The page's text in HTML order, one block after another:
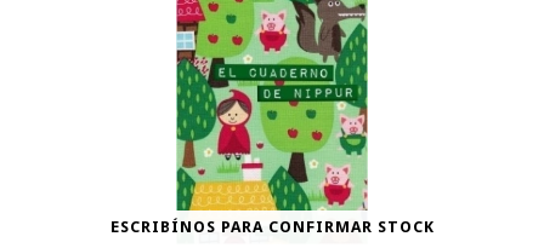
ESCRIBÍNOS PARA CONFIRMAR STOCK